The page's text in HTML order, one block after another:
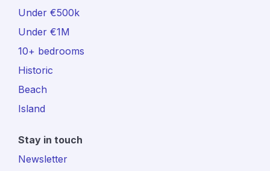
Under €500k
Under €1M
10+ bedrooms
Historic
Beach
Island
Stay in touch
Newsletter